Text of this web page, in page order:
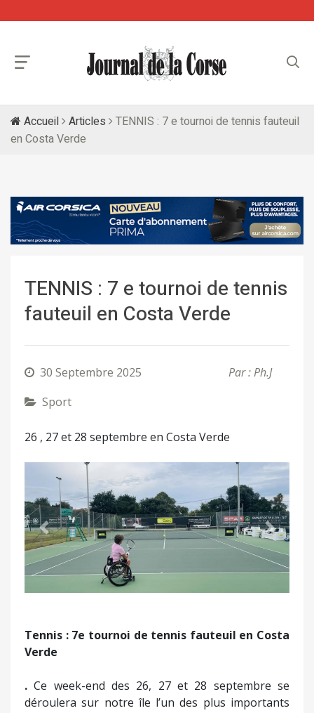
Accueil Articles
TENNIS : 7 e tournoi de tennis fauteuil
en Costa Verde
TENNIS : 7 e tournoi de tennis
fauteuil en Costa Verde
30 Septembre 2025
Par : Ph.J
Sport
26 , 27 et 28 septembre en Costa Verde
Précédent Suivant
Tennis : 7e tournoi de tennis fauteuil en Costa
Verde
.Ce week-end des 26, 27 et 28 septembre se
déroulera sur notre île l’un des plus importants